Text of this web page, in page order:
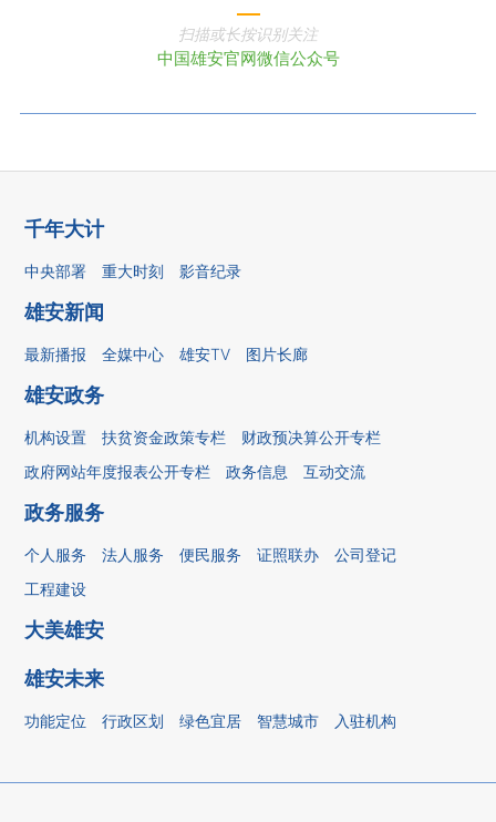
扫描或长按识别关注
中国雄安官网微信公众号
千年大计
中央部署 重大时刻 影音纪录
雄安新闻
最新播报 全媒中心 雄安TV 图片长廊
雄安政务
机构设置 扶贫资金政策专栏
财政预决算公开专栏
政府网站年度报表公开专栏
政务信息 互动交流
政务服务
个人服务 法人服务 便民服务 证照联办
公司登记
工程建设
大美雄安
雄安未来
功能定位 行政区划 绿色宜居 智慧城市 入驻机构